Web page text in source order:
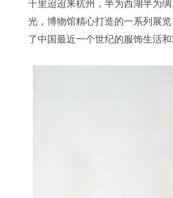
千里迢迢来杭州，半为西湖半为
光，博物馆精心打造的一系列展
了中国最近一个世纪的服饰生活和